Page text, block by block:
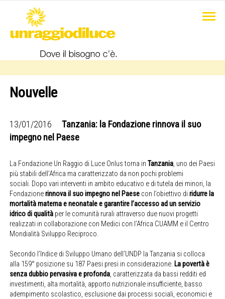
Nouvelle
13/01/2016
Tanzania: la Fondazione rinnova il suo
impegno nel Paese
La Fondazione Un Raggio di Luce Onlus torna inTanzania, uno dei Paesi
più stabili dell’Africa ma caratterizzato da non pochi problemi
sociali. Dopo vari interventi in ambito educativo e di tutela dei minori, la
Fondazionerinnova il suo impegno nel Paese con l’obiettivo diridurre la
mortalità materna e neonatale e garantire l’accesso ad un servizio
idrico di qualità per le comunità rurali attraverso due nuovi progetti
realizzati in collaborazione con Medici con l’Africa CUAMM e il Centro
Mondialità Sviluppo Reciproco.
Secondo l’Indice di Sviluppo Umano dell’UNDP la Tanzania si colloca
alla 159° posizione su 187 Paesi presi in considerazione. La povertà è
senza dubbio pervasiva e profonda, caratterizzata da bassi redditi ed
investimenti, alta mortalità, apporto nutrizionale insufficiente, basso
adempimento scolastico, esclusione dai processi sociali, economici e